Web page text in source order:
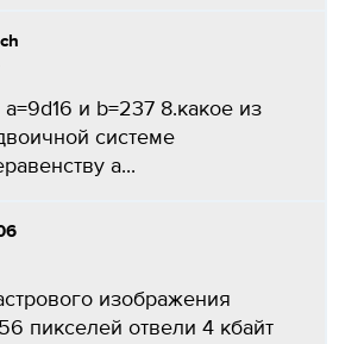
и b=237 8.какое из
системе
а...
изображения
пикселей отвели 4 кбайт